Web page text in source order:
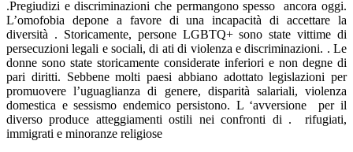
.Pregiudizi e discriminazioni che permangono spesso ancora oggi.
L’omofobia depone a favore di una incapacità di accettare la
diversità . Storicamente, persone LGBTQ+ sono state vittime di
persecuzioni legali e sociali, di ati di violenza e discriminazioni. . Le
donne sono state storicamente considerate inferiori e non degne di
pari diritti. Sebbene molti paesi abbiano adottato legislazioni per
promuovere l’uguaglianza di genere, disparità salariali, violenza
domestica e sessismo endemico persistono. L ‘avversione per il
diverso produce atteggiamenti ostili nei confronti di . rifugiati,
immigrati e minoranze religiose